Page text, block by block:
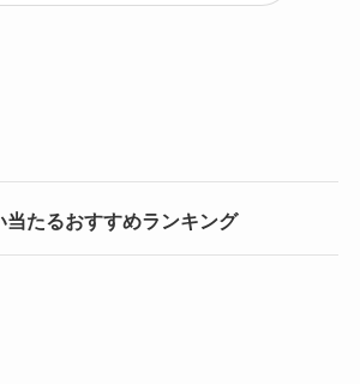
当たるおすすめランキング